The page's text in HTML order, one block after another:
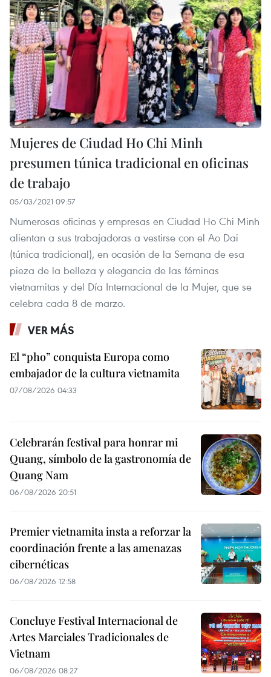
Mujeres de Ciudad Ho Chi Minh
presumen túnica tradicional en oficinas
de trabajo
05/03/2021 09:57
Numerosas oficinas y empresas en Ciudad Ho Chi Minh
alientan a sus trabajadoras a vestirse con el Ao Dai
(túnica tradicional), en ocasión de la Semana de esa
pieza de la belleza y elegancia de las féminas
vietnamitas y del Día Internacional de la Mujer, que se
celebra cada 8 de marzo.
VER MÁS
El “pho” conquista Europa como
embajador de la cultura vietnamita
07/08/2026 04:33
Celebrarán festival para honrar mi
Quang, símbolo de la gastronomía de
Quang Nam
06/08/2026 20:51
Premier vietnamita insta a reforzar la
coordinación frente a las amenazas
cibernéticas
06/08/2026 12:58
Concluye Festival Internacional de
Artes Marciales Tradicionales de
Vietnam
06/08/2026 08:27